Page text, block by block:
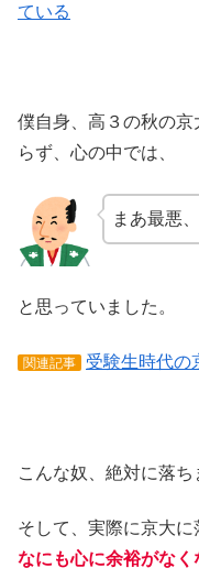
ている
僕自身、高３の秋の
らず、心の中では、
まあ最悪
と思っていました。
関連記事 受験生時代の
こんな奴、絶対に落ち
そして、実際に京大に
なにも心に余裕がなく